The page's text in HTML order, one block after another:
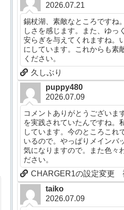
2026.07.21
錫杖湖、素敵なところですね
しさを感じます。また、ゆっ
安らぎを与えてくれますね。
にしています。これからも素
ください。
久しぶり
puppy480
2026.07.09
コメントありがとうございま
を実践されていたんですね。
しています。今のところこれ
いるので。やっぱりメインバ
気になりますので。また色々
ださい。
CHARGER1の設定変更
taiko
2026.07.09